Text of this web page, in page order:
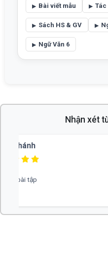
Bài viết mẫu Tác
Sách HS & GV
Ngữ Văn 6
Nhận xét
blog hay, chuyên nghiệp, rất